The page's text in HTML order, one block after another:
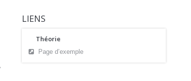
LIENS
Théorie
Page d’exemple